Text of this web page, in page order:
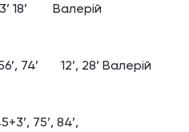
18’ Валерій
74’ 12’, 28’ Валерій
75’, 84’,